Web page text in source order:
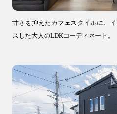
甘さを抑えたカフェスタイルに、
スした大人のLDKコーディネート。
リフォーム
0120-37-
04-2950-
事業用
04-2968-